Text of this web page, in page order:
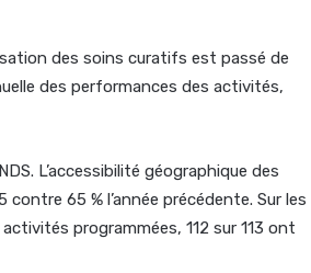
des soins curatifs est passé de
des performances des activités,
L’accessibilité géographique des
65 % l’année précédente. Sur les
programmées, 112 sur 113 ont